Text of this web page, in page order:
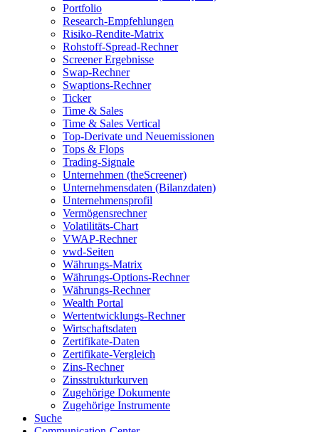
Portfolio
Research-Empfehlungen
Risiko-Rendite-Matrix
Rohstoff-Spread-Rechner
Screener Ergebnisse
Swap-Rechner
Swaptions-Rechner
Ticker
Time & Sales
Time & Sales Vertical
Top-Derivate und Neuemissionen
Tops & Flops
Trading-Signale
Unternehmen (theScreener)
Unternehmensdaten (Bilanzdaten)
Unternehmensprofil
Vermögensrechner
Volatilitäts-Chart
VWAP-Rechner
vwd-Seiten
Währungs-Matrix
Währungs-Options-Rechner
Währungs-Rechner
Wealth Portal
Wertentwicklungs-Rechner
Wirtschaftsdaten
Zertifikate-Daten
Zertifikate-Vergleich
Zins-Rechner
Zinsstrukturkurven
Zugehörige Dokumente
Zugehörige Instrumente
Suche